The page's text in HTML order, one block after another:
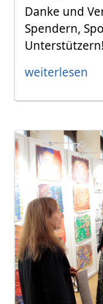
Danke und
Spendern,
Unterstützern!
weiterlesen